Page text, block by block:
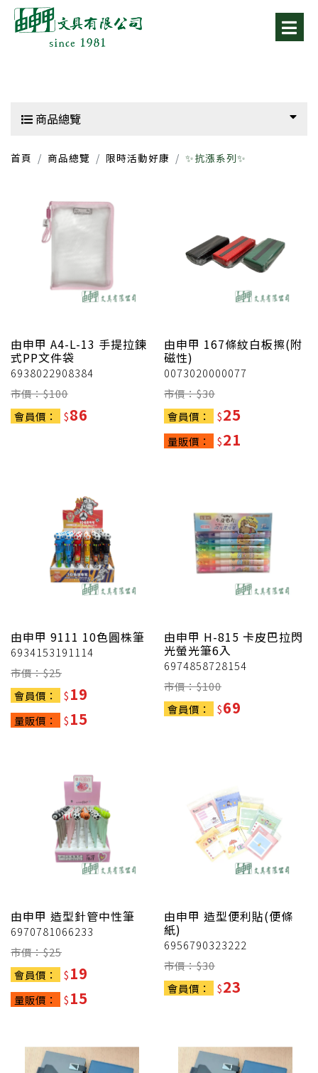
商品總覽
首頁 商品總覽 限時活動好康 ✨抗漲系列✨
由申甲 A4-L-13 手提拉鍊
式PP文件袋
6938022908384
市價：$100
會員價：
$86
由申甲 167條紋白板擦(附
磁性)
0073020000077
市價：$30
會員價：
$25
量販價： $21
由申甲 9111 10色圓株筆
6934153191114
市價：$25
會員價：
$19
量販價： $15
由申甲 H-815 卡皮巴拉閃
光螢光筆6入
6974858728154
市價：$100
會員價：
$69
由申甲 造型針管中性筆
6970781066233
市價：$25
會員價：
$19
量販價： $15
由申甲 造型便利貼(便條
紙)
6956790323222
市價：$30
會員價：
$23